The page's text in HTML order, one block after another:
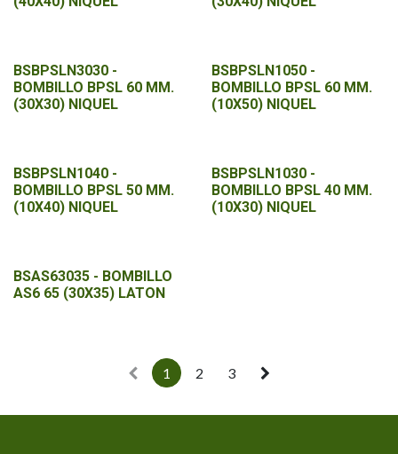
BSBPSLN3030 -
BOMBILLO BPSL 60 MM.
(30X30) NIQUEL
BSBPSLN1050 -
BOMBILLO BPSL 60 MM.
(10X50) NIQUEL
BSBPSLN1040 -
BOMBILLO BPSL 50 MM.
(10X40) NIQUEL
BSBPSLN1030 -
BOMBILLO BPSL 40 MM.
(10X30) NIQUEL
BSAS63035 - BOMBILLO
AS6 65 (30X35) LATON
1 2 3